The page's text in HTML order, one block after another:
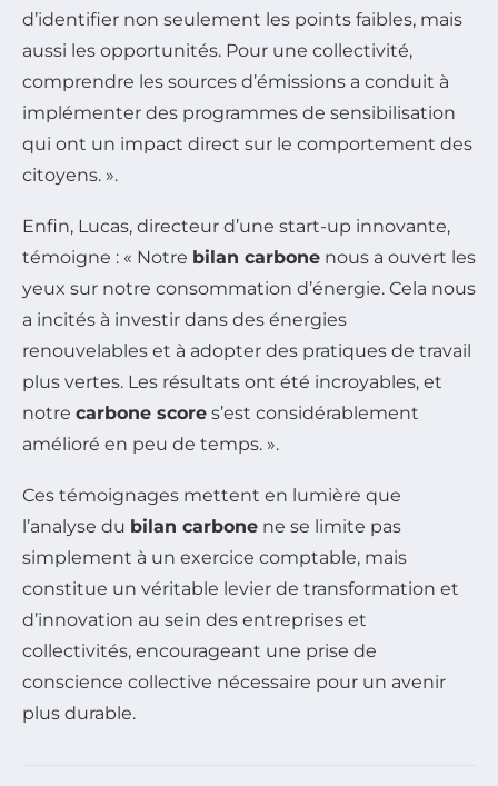
d’identifier non seulement les points faibles, mais
aussi les opportunités. Pour une collectivité,
comprendre les sources d’émissions a conduit à
implémenter des programmes de sensibilisation
qui ont un impact direct sur le comportement des
citoyens. ».
Enfin, Lucas, directeur d’une start-up innovante,
témoigne : « Notre bilan carbone nous a ouvert les
yeux sur notre consommation d’énergie. Cela nous
a incités à investir dans des énergies
renouvelables et à adopter des pratiques de travail
plus vertes. Les résultats ont été incroyables, et
notre carbone score s’est considérablement
amélioré en peu de temps. ».
Ces témoignages mettent en lumière que
l’analyse du bilan carbone ne se limite pas
simplement à un exercice comptable, mais
constitue un véritable levier de transformation et
d’innovation au sein des entreprises et
collectivités, encourageant une prise de
conscience collective nécessaire pour un avenir
plus durable.